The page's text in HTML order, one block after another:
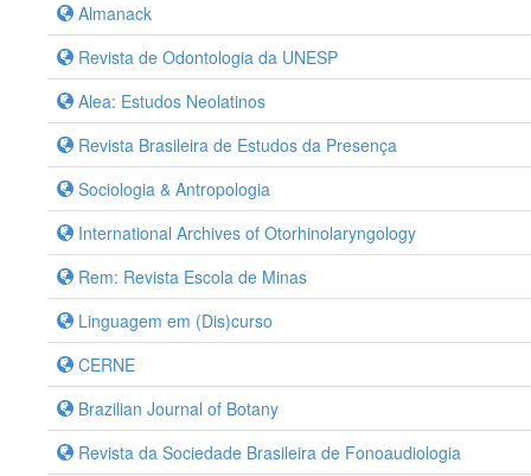
Almanack
Revista de Odontologia da UNESP
Alea: Estudos Neolatinos
Revista Brasileira de Estudos da Presença
Sociologia & Antropologia
International Archives of Otorhinolaryngology
Rem: Revista Escola de Minas
Linguagem em (Dis)curso
CERNE
Brazilian Journal of Botany
Revista da Sociedade Brasileira de Fonoaudiologia